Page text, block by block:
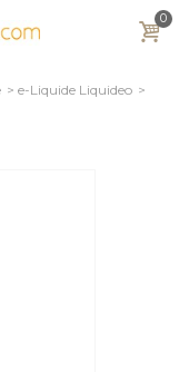
0
> e-Liquide Liquideo >